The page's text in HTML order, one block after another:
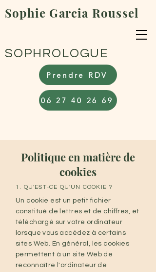
Sophie Garcia Roussel
SOPHROLOGUE
06 27 40 26 69
Prendre RDV
Politique en matière de
cookies
1. QU'EST-CE QU'UN COOKIE ?
Un cookie est un petit fichier
constitué de lettres et de chiffres, et
téléchargé sur votre ordinateur
lorsque vous accédez à certains
sites Web. En général, les cookies
permettent à un site Web de
reconnaître l'ordinateur de